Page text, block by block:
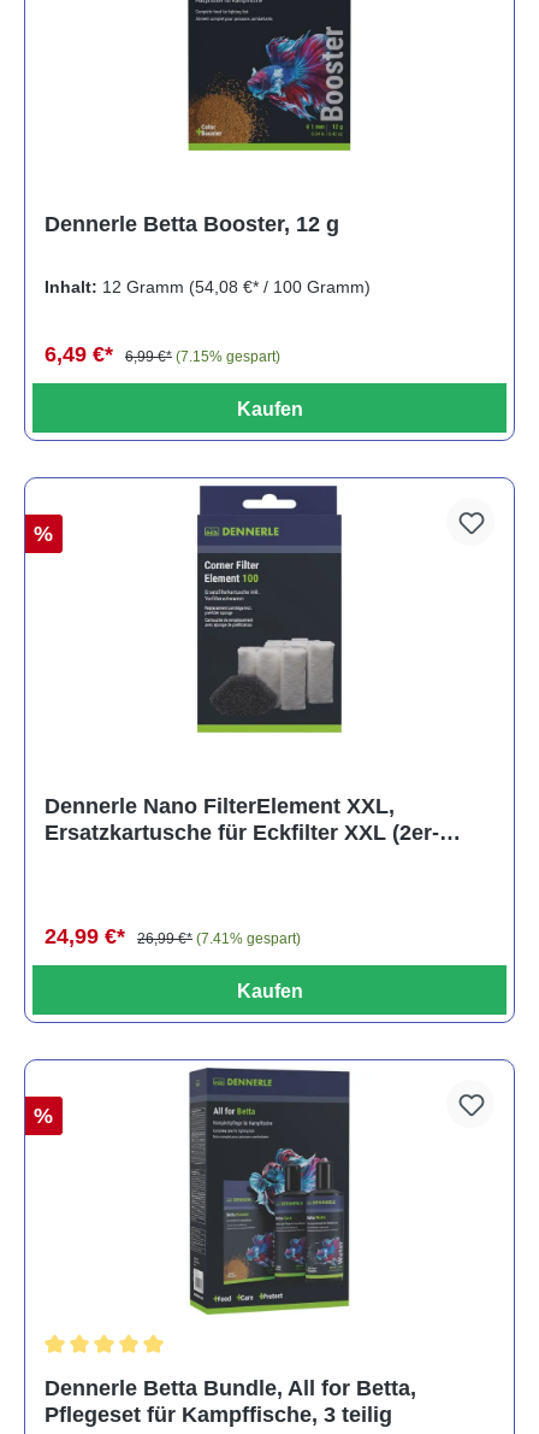
Dennerle Betta Booster, 12 g
Inhalt: 12 Gramm (54,08 €* / 100 Gramm)
6,49 €* 6,99 €* (7.15% gespart)
Kaufen
%
Dennerle Nano FilterElement XXL,
Ersatzkartusche für Eckfilter XXL (2er-
24,99 €* 26,99 €* (7.41% gespart)
Kaufen
%
Dennerle Betta Bundle, All for Betta,
Pflegeset für Kampffische, 3 teilig